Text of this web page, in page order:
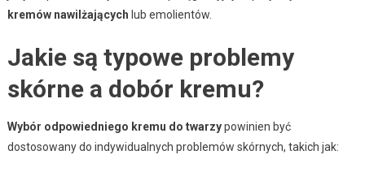
kremów nawilżających lub emolientów.
Jakie są typowe problemy
skórne a dobór kremu?
Wybór odpowiedniego kremu do twarzypowinien być
dostosowany do indywidualnych problemów skórnych, takich jak: